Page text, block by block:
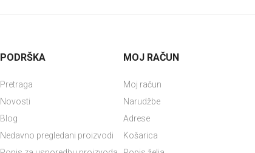
PODRŠKA
Pretraga
Novosti
Blog
Nedavno pregledani proizvodi
MOJ RAČUN
Moj račun
Narudžbe
Adrese
Košarica